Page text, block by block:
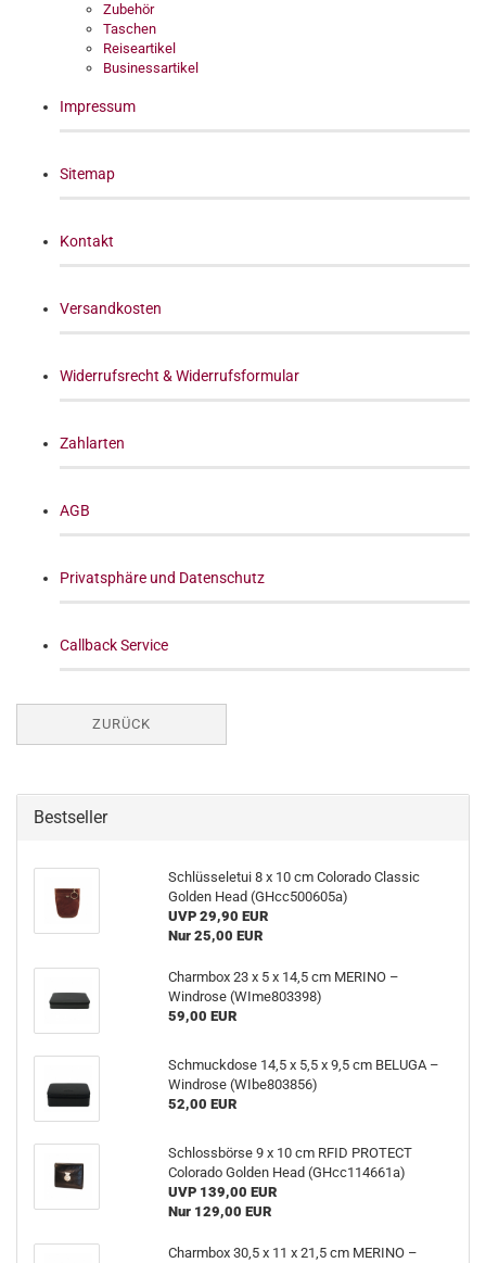
Zubehör
Taschen
Reiseartikel
Businessartikel
Impressum
Sitemap
Kontakt
Versandkosten
Widerrufsrecht & Widerrufsformular
Zahlarten
AGB
Privatsphäre und Datenschutz
Callback Service
ZURÜCK
Bestseller
Schlüsseletui 8 x 10 cm Colorado Classic
Golden Head (GHcc500605a)
UVP 29,90 EUR
Nur 25,00 EUR
Charmbox 23 x 5 x 14,5 cm MERINO –
Windrose (WIme803398)
59,00 EUR
Schmuckdose 14,5 x 5,5 x 9,5 cm BELUGA –
Windrose (WIbe803856)
52,00 EUR
Schlossbörse 9 x 10 cm RFID PROTECT
Colorado Golden Head (GHcc114661a)
UVP 139,00 EUR
Nur 129,00 EUR
Charmbox 30,5 x 11 x 21,5 cm MERINO –